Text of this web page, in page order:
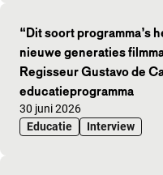
“Dit soort programma’s
nieuwe generaties
Regisseur Gustavo de
educatieprogramma
Gepubliceerd op:
30 juni 2026
Educatie
Interview